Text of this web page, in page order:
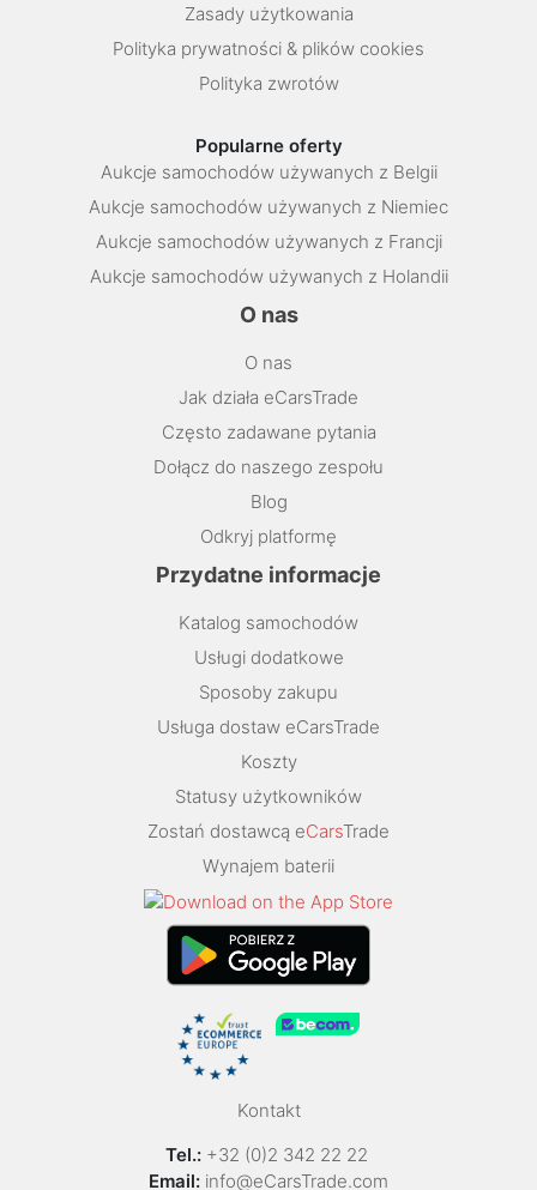
Zasady użytkowania
Polityka prywatności & plików cookies
Polityka zwrotów
Popularne oferty
Aukcje samochodów używanych z Belgii
Aukcje samochodów używanych z Niemiec
Aukcje samochodów używanych z Francji
Aukcje samochodów używanych z Holandii
O nas
O nas
Jak działa eCarsTrade
Często zadawane pytania
Dołącz do naszego zespołu
Blog
Odkryj platformę
Przydatne informacje
Katalog samochodów
Usługi dodatkowe
Sposoby zakupu
Usługa dostaw eCarsTrade
Koszty
Statusy użytkowników
Zostań dostawcą eCarsTrade
Wynajem baterii
Kontakt
Tel.: +32 (0)2 342 22 22
Email: info@eCarsTrade.com